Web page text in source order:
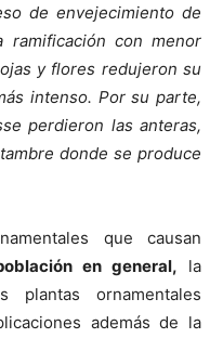
de envejecimiento de
con menor
y flores redujeron su
intenso. Por su parte,
perdieron las anteras,
donde se produce
que causan
en general, la
plantas ornamentales
además de la